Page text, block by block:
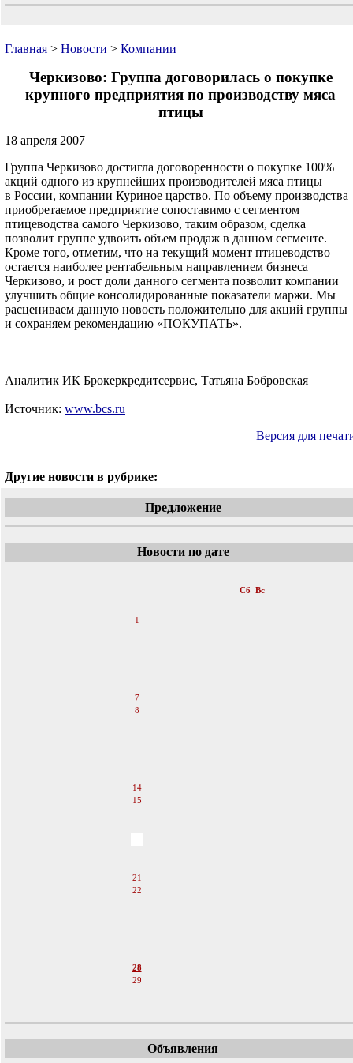
Главная > Новости > Компании
Черкизово: Группа договорилась о покупке
крупного предприятия по производству мяса
птицы
18 апреля 2007
Группа Черкизово достигла договоренности о покупке 100%
акций одного из крупнейших производителей мяса птицы
в России, компании Куриное царство. По объему производства
приобретаемое предприятие сопоставимо с сегментом
птицеводства самого Черкизово, таким образом, сделка
позволит группе удвоить объем продаж в данном сегменте.
Кроме того, отметим, что на текущий момент птицеводство
остается наиболее рентабельным направлением бизнеса
Черкизово, и рост доли данного сегмента позволит компании
улучшить общие консолидированные показатели маржи. Мы
расцениваем данную новость положительно для акций группы
и сохраняем рекомендацию «ПОКУПАТЬ».
Аналитик ИК Брокеркредитсервис, Татьяна Бобровская
Источник: www.bcs.ru
Версия для
Другие новости в рубрике:
Предложение
Новости по дате
Сб Вс
1
7
8
14
15
21
22
28
29
Объявления